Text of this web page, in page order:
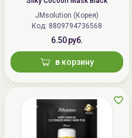
JMsolution (Корея)
Код: 8809794736568
6.50 руб.
в корзину